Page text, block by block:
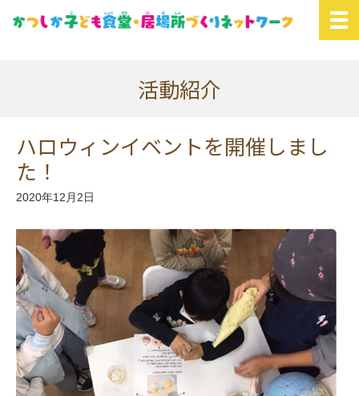
活動紹介
ハロウィンイベントを開催しまし
た！
2020年12月2日